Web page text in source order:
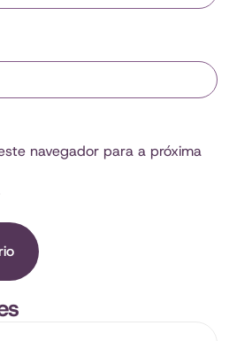
navegador para a próxima